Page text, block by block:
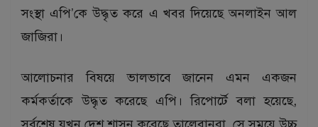
সংস্থা এপি’কে উদ্ধৃত করে এ খবর দিয়েছে অনলাইন আল
জাজিরা।
আলোচনার বিষয়ে ভালভাবে জানেন এমন একজন
কর্মকর্তাকে উদ্ধৃত করেছে এপি। রিপোর্টে বলা হয়েছে,
সর্বশেষ যখন দেশ শাসন করেছে তালেবানরা, সে সময়ে উচ্চ